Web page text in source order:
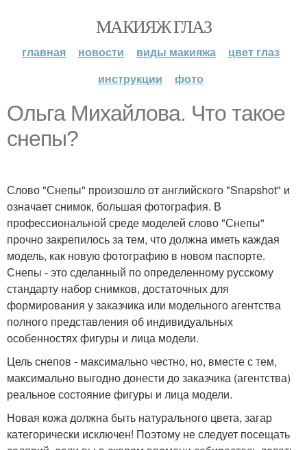
МАКИЯЖ ГЛАЗ
главная новости виды макияжа
цвет глаз
инструкции
фото
Ольга Михайлова. Что такое
снепы?
Слово "Снепы" произошло от английского "Snapshot" и
означает снимок, большая фотография. В
профессиональной среде моделей слово "Снепы"
прочно закрепилось за тем, что должна иметь каждая
модель, как новую фотографию в новом паспорте.
Снепы - это сделанный по определенному русскому
стандарту набор снимков, достаточных для
формирования у заказчика или модельного агентства
полного представления об индивидуальных
особенностях фигуры и лица модели.
Цель снепов - максимально честно, но, вместе с тем,
максимально выгодно донести до заказчика (агентства)
реальное состояние фигуры и лица модели.
Новая кожа должна быть натурального цвета, загар
категорически исключен! Поэтому не следует посещать